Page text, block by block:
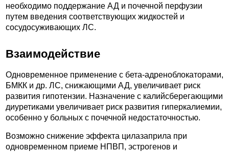
необходимо поддержание АД и почечной перфузии
путем введения соответствующих жидкостей и
сосудосуживающих ЛС.
Взаимодействие
Одновременное применение с бета-адреноблокаторами,
БМКК и др. ЛС, снижающими АД, увеличивает риск
развития гипотензии. Назначение с калийсберегающими
диуретиками увеличивает риск развития гиперкалиемии,
особенно у больных с почечной недостаточностью.
Возможно снижение эффекта цилазаприла при
одновременном приеме НПВП, эстрогенов и